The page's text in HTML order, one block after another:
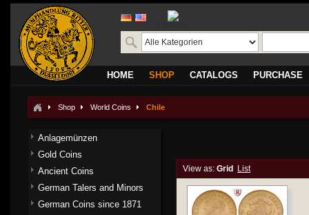
translate
HOME SHOP CATALOGS PURCHASE
Shop World Coins Chile
View as: Grid List
Anlagemünzen
Gold Coins
Ancient Coins
German Talers and Minors
German Coins since 1871